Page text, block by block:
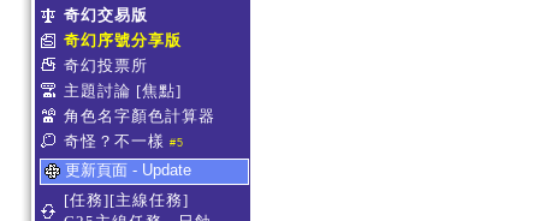
奇幻交易版
奇幻序號分享版
奇幻投票所
主題討論 [焦點]
角色名字顏色計算器
奇怪？不一樣 #5
更新頁面 - Update
[任務][主線任務]